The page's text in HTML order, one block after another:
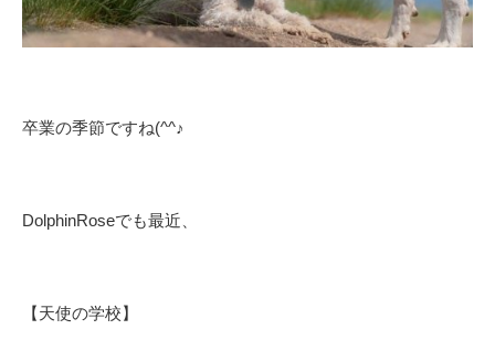
卒業の季節ですね(^^♪
DolphinRoseでも最近、
【天使の学校】